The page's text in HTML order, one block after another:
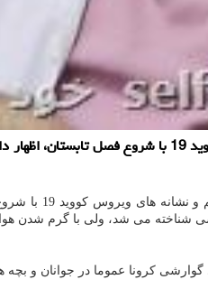
فصل تابستان، اظهار نمود: در ابتدا کووید 19 بعنوان بیماری ویروسی
می شد، ولی با گرم شدن هوا